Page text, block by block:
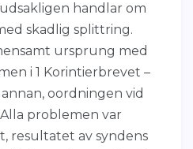
handlar om
skadlig splittring.
ursprung med
i 1 Korintierbrevet –
oordningen vid
Alla problemen var
resultatet av syndens